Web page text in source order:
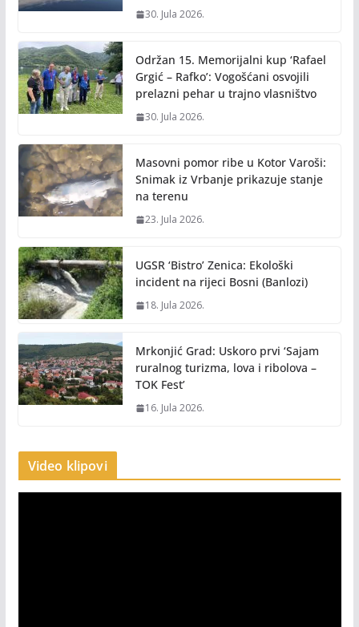
30. Jula 2026.
Održan 15. Memorijalni kup ‘Rafael
Grgić – Rafko’: Vogošćani osvojili
prelazni pehar u trajno vlasništvo
30. Jula 2026.
Masovni pomor ribe u Kotor Varoši:
Snimak iz Vrbanje prikazuje stanje
na terenu
23. Jula 2026.
UGSR ‘Bistro’ Zenica: Ekološki
incident na rijeci Bosni (Banlozi)
18. Jula 2026.
Mrkonjić Grad: Uskoro prvi ‘Sajam
ruralnog turizma, lova i ribolova –
TOK Fest’
16. Jula 2026.
Video klipovi